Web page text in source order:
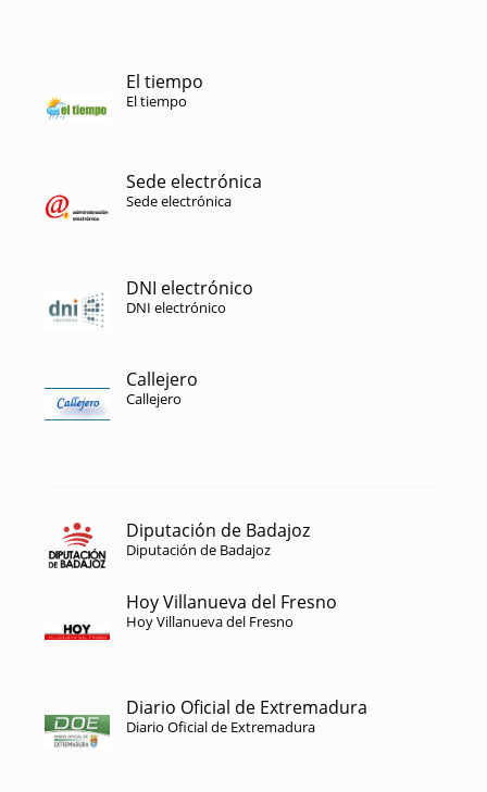
El tiempo
El tiempo
Sede electrónica
Sede electrónica
DNI electrónico
DNI electrónico
Callejero
Callejero
Diputación de Badajoz
Diputación de Badajoz
Hoy Villanueva del Fresno
Hoy Villanueva del Fresno
Diario Oficial de Extremadura
Diario Oficial de Extremadura